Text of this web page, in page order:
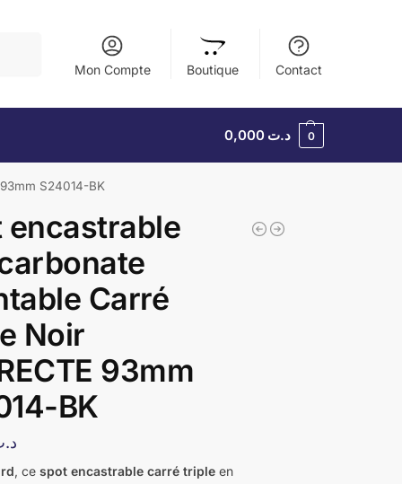
Mon Compte Boutique Contact
د.ت 0,000 0
S24014-BK
encastrable
Carré
Noir
93mm
BK
, cespot encastrable carré triple en